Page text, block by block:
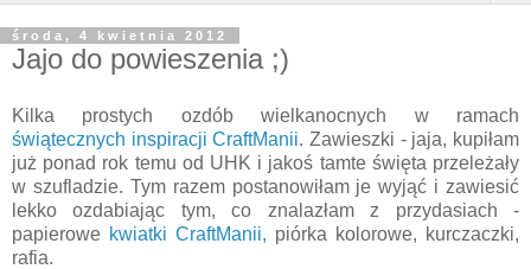
środa, 4 kwietnia 2012
Jajo do powieszenia ;)
Kilka prostych ozdób wielkanocnych w ramach
świątecznych inspiracji CraftManii. Zawieszki - jaja, kupiłam
już ponad rok temu od UHK i jakoś tamte święta przeleżały
w szufladzie. Tym razem postanowiłam je wyjąć i zawiesić
lekko ozdabiając tym, co znalazłam z przydasiach -
papierowe kwiatki CraftManii, piórka kolorowe, kurczaczki,
rafia.